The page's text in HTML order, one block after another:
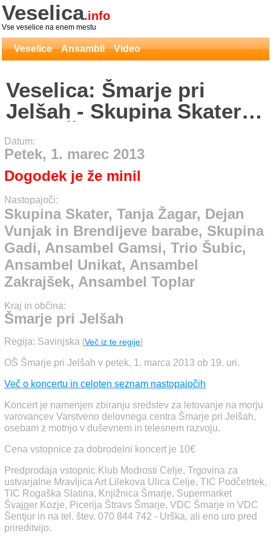
Veselica.info
Vse veselice na enem mestu
Veselice Ansambli Video
Veselica: Šmarje pri
Jelšah - Skupina Skater,
Tanja Žagar, Dejan Vunjak
in Brendijeve barabe,
Skupina Gadi, Ansambel
Gamsi, Trio Šubic,
Ansambel Unikat,
Ansambel Zakrajšek,
Ansambel Toplar
Datum:
Petek, 1. marec 2013
Dogodek je že minil
Nastopajoči:
Skupina Skater, Tanja Žagar, Dejan
Vunjak in Brendijeve barabe, Skupina
Gadi, Ansambel Gamsi, Trio Šubic,
Ansambel Unikat, Ansambel
Zakrajšek, Ansambel Toplar
Kraj in občina:
Šmarje pri Jelšah
Regija: Savinjska [Več iz te regije]
OŠ Šmarje pri Jelšah v petek, 1. marca 2013 ob 19. uri.
Več o koncertu in celoten seznam nastopajočih
Koncert je namenjen zbiranju sredstev za letovanje na morju
varovancev Varstveno delovnega centra Šmarje pri Jelšah,
osebam z motnjo v duševnem in telesnem razvoju.
Cena vstopnice za dobrodelni koncert je 10€
Predprodaja vstopnic Klub Modrosti Celje, Trgovina za
ustvarjalne Mravljica Art Lilekova Ulica Celje, TIC Podčetrtek,
TIC Rogaška Slatina, Knjižnica Šmarje, Supermarket
Švajger Kozje, Picerija Štravs Šmarje, VDC Šmarje in VDC
Šentjur in na tel. štev. 070 844 742 - Urška, ali eno uro pred
prireditvijo.